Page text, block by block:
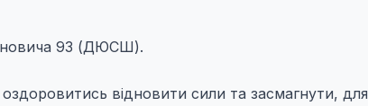
93 (ДЮСШ).
відновити сили та засмагнути, для